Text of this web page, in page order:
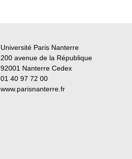
Université Paris Nanterre
200 avenue de la République
92001 Nanterre Cedex
01 40 97 72 00
www.parisnanterre.fr